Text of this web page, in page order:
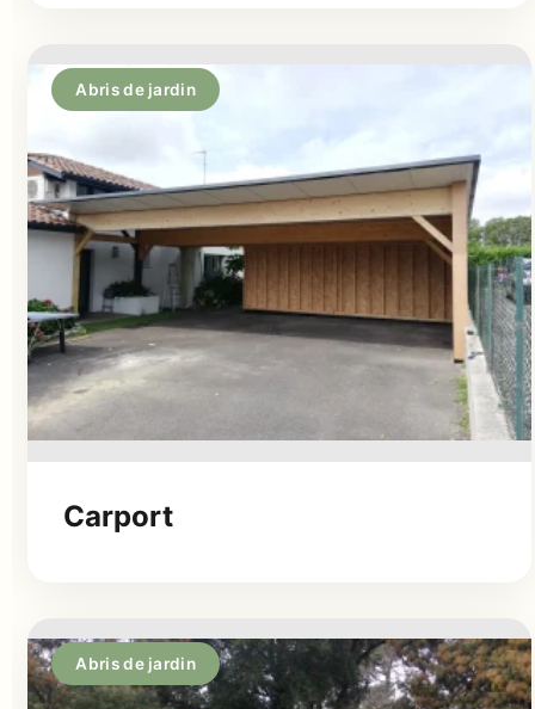
Abris de jardin
Carport
Abris de jardin